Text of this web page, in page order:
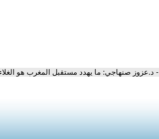
- د.عزوز صنهاجي: ما يهدد مستقبل المغرب هو الغلاء